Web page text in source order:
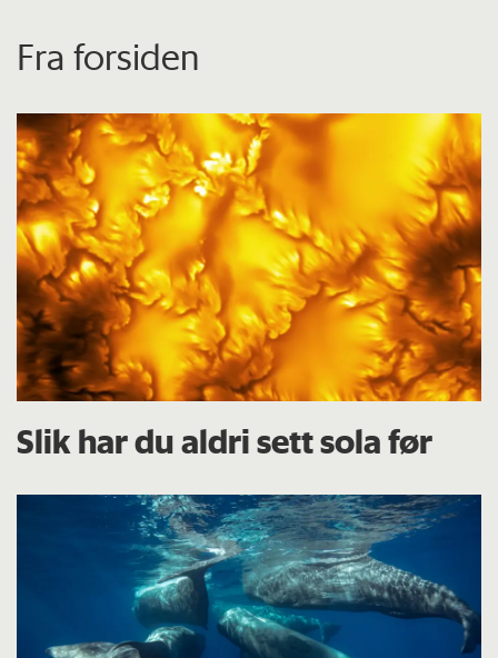
Fra forsiden
Slik har du aldri sett sola før